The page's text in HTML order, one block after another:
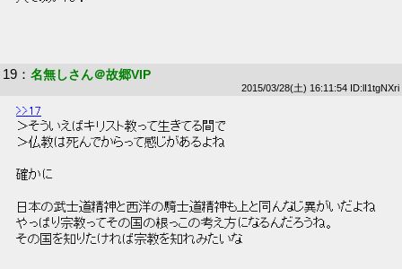
19 ： 名無しさん＠故郷VIP
2015/03/28(土) 16:11:54 ID:lI1tgNXri
>>17
＞そういえばキリスト教って生きてる間で
＞仏教は死んでからって感じがあるよね
確かに
日本の武士道精神と西洋の騎士道精神も上と同んなじ異がいだよね
やっぱり宗教ってその国の根っこの考え方になるんだろうね。
その国を知りたければ宗教を知れみたいな